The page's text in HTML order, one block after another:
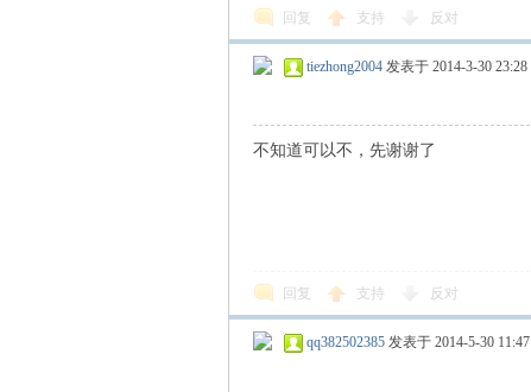
回复 支持 反对
tiezhong2004 发表于 2014-3-30 23:28
不知道可以不，先谢谢了
回复 支持 反对
qq382502385 发表于 2014-5-30 11:47